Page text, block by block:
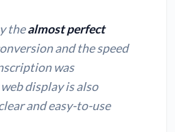
thealmost perfect
and the speed
was
display is also
and easy-to-use